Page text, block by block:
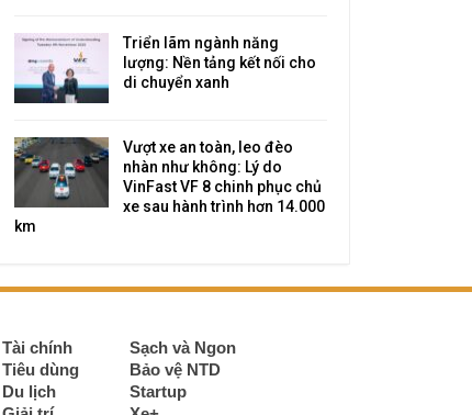
Triển lãm ngành năng
lượng: Nền tảng kết nối cho
di chuyển xanh
Vượt xe an toàn, leo đèo
nhàn như không: Lý do
VinFast VF 8 chinh phục chủ
xe sau hành trình hơn 14.000
km
Tài chính
Sạch và Ngon
Tiêu dùng
Bảo vệ NTD
Du lịch
Startup